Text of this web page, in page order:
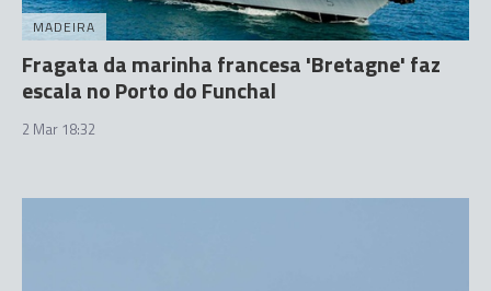
MADEIRA
Fragata da marinha francesa 'Bretagne' faz
escala no Porto do Funchal
2 Mar 18:32